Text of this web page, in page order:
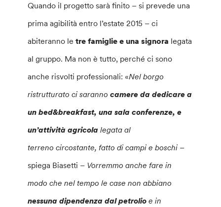
Quando il progetto sarà finito – si prevede una
prima agibilità entro l’estate 2015 – ci
abiteranno letre famiglie e una signora legata
al gruppo. Ma non è tutto, perché ci sono
anche risvolti professionali: «Nel borgo
ristrutturato ci sarannocamere da dedicare a
un bed&breakfast, una sala conferenze, e
un’attività agricola legata al
terreno circostante, fatto di campi e boschi –
spiega Biasetti – Vorremmo anche fare in
modo che nel tempo le case non abbiano
nessuna dipendenza dal petrolio e in